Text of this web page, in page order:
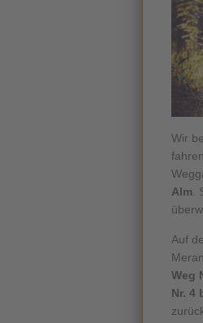
Wir
Alm
Auf
Weg
Nr. 4